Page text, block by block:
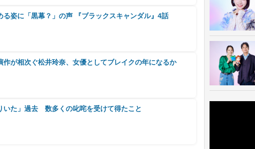
る姿に「黒幕？」の声 『ブラックスキャンダル』4話
が相次ぐ松井玲奈、女優としてブレイクの年になるか
いた」過去 数多くの叱咤を受けて得たこと